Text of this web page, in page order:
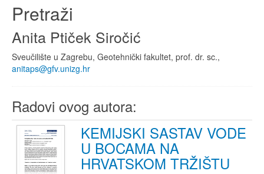
Pretraži
Anita Ptiček Siročić
Sveučilište u Zagrebu, Geotehnički fakultet, prof. dr. sc.,
anitaps@gfv.unizg.hr
Radovi ovog autora:
KEMIJSKI SASTAV VODE
U BOCAMA NA
HRVATSKOM TRŽIŠTU